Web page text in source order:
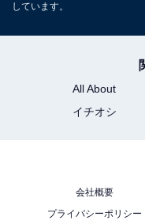
しています。
All About
イチオシ
会社概要
プライバシーポリシー